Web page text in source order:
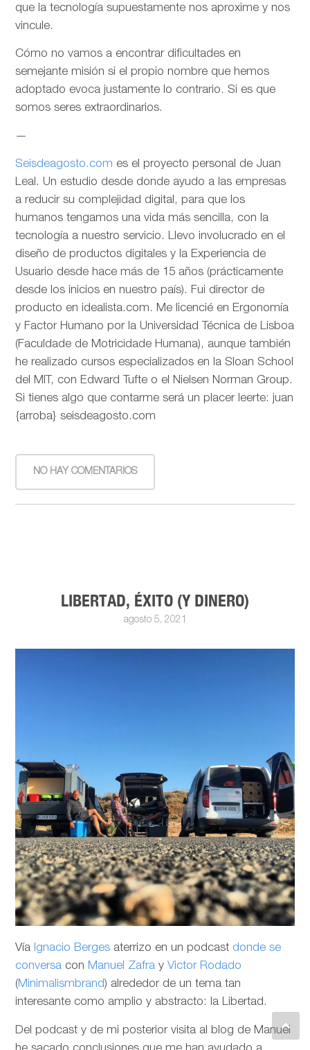
que la tecnología supuestamente nos aproxime y nos
vincule.
Cómo no vamos a encontrar dificultades en
semejante misión si el propio nombre que hemos
adoptado evoca justamente lo contrario. Si es que
somos seres extraordinarios.
—
Seisdeagosto.com es el proyecto personal de Juan
Leal. Un estudio desde donde ayudo a las empresas
a reducir su complejidad digital, para que los
humanos tengamos una vida más sencilla, con la
tecnología a nuestro servicio. Llevo involucrado en el
diseño de productos digitales y la Experiencia de
Usuario desde hace más de 15 años (prácticamente
desde los inicios en nuestro país). Fui director de
producto en idealista.com. Me licencié en Ergonomía
y Factor Humano por la Universidad Técnica de Lisboa
(Faculdade de Motricidade Humana), aunque también
he realizado cursos especializados en la Sloan School
del MIT, con Edward Tufte o el Nielsen Norman Group.
Si tienes algo que contarme será un placer leerte: juan
{arroba} seisdeagosto.com
NO HAY COMENTARIOS
LIBERTAD, ÉXITO (Y DINERO)
agosto 5, 2021
Vía Ignacio Berges aterrizo en un podcast donde se
conversa con Manuel Zafra y Victor Rodado
(Minimalismbrand) alrededor de un tema tan
interesante como amplio y abstracto: la Libertad.
Del podcast y de mi posterior visita al blog de Manuel